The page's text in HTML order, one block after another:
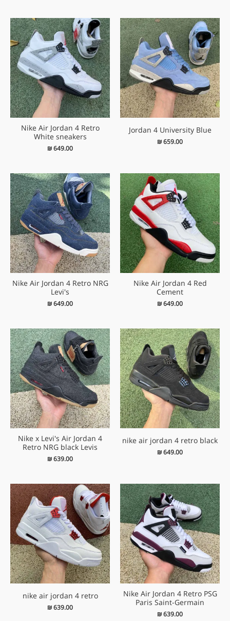
Jordan 4 University Blue
₪659.00
Nike Air Jordan 4 Retro
White sneakers
₪649.00
Nike Air Jordan 4 Red
Cement
₪649.00
Nike Air Jordan 4 Retro NRG
Levi's
₪649.00
nike air jordan 4 retro black
₪649.00
Nike x Levi's Air Jordan 4
Retro NRG black Levis
₪639.00
Nike Air Jordan 4 Retro PSG
Paris Saint-Germain
₪639.00
nike air jordan 4 retro
₪639.00